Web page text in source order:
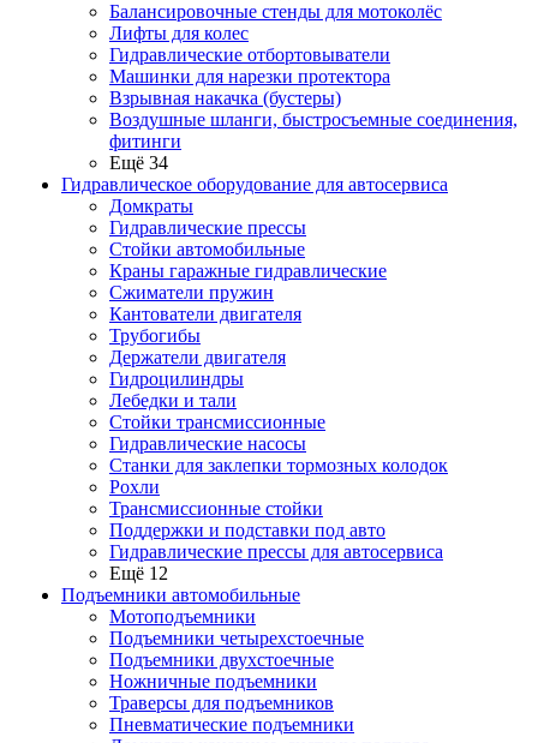
Балансировочные стенды для мотоколёс
Лифты для колес
Гидравлические отбортовыватели
Машинки для нарезки протектора
Взрывная накачка (бустеры)
Воздушные шланги, быстросъемные соединения,
фитинги
Ещё 34
Гидравлическое оборудование для автосервиса
Домкраты
Гидравлические прессы
Стойки автомобильные
Краны гаражные гидравлические
Сжиматели пружин
Кантователи двигателя
Трубогибы
Держатели двигателя
Гидроцилиндры
Лебедки и тали
Стойки трансмиссионные
Гидравлические насосы
Cтанки для заклепки тормозных колодок
Рохли
Трансмиссионные стойки
Поддержки и подставки под авто
Гидравлические прессы для автосервиса
Ещё 12
Подъемники автомобильные
Мотоподъемники
Подъемники четырехстоечные
Подъемники двухстоечные
Ножничные подъемники
Траверсы для подъемников
Пневматические подъемники